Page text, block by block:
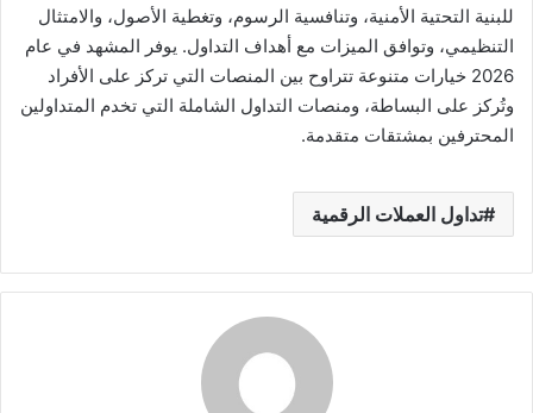
للبنية التحتية الأمنية، وتنافسية الرسوم، وتغطية الأصول، والامتثال
التنظيمي، وتوافق الميزات مع أهداف التداول. يوفر المشهد في عام
2026 خيارات متنوعة تتراوح بين المنصات التي تركز على الأفراد
وتُركز على البساطة، ومنصات التداول الشاملة التي تخدم المتداولين
المحترفين بمشتقات متقدمة.
تداول العملات الرقمية